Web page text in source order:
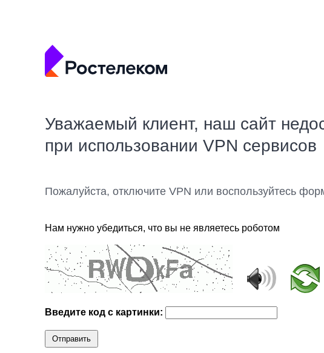
Уважаемый клиент, наш сайт
при использовании VPN сервисов
Пожалуйста, отключите VPN или воспользуйтесь
Нам нужно убедиться, что вы не являетесь роботом
Введите код с картинки:
Отправить